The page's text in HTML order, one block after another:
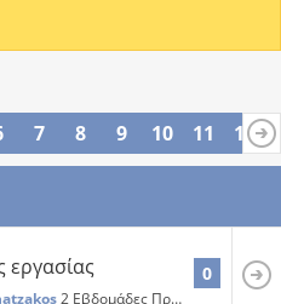
7 8 9 10 11
12
εργασίας
2 Εβδομάδες Πρίν
0